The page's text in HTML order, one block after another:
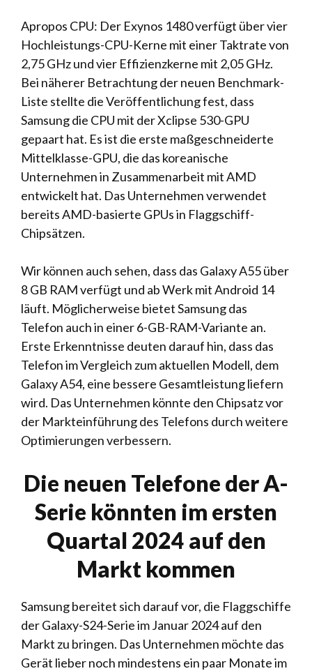
Apropos CPU: Der Exynos 1480 verfügt über vier
Hochleistungs-CPU-Kerne mit einer Taktrate von
2,75 GHz und vier Effizienzkerne mit 2,05 GHz.
Bei näherer Betrachtung der neuen Benchmark-
Liste stellte die Veröffentlichung fest, dass
Samsung die CPU mit der Xclipse 530-GPU
gepaart hat. Es ist die erste maßgeschneiderte
Mittelklasse-GPU, die das koreanische
Unternehmen in Zusammenarbeit mit AMD
entwickelt hat. Das Unternehmen verwendet
bereits AMD-basierte GPUs in Flaggschiff-
Chipsätzen.
Wir können auch sehen, dass das Galaxy A55 über
8 GB RAM verfügt und ab Werk mit Android 14
läuft. Möglicherweise bietet Samsung das
Telefon auch in einer 6-GB-RAM-Variante an.
Erste Erkenntnisse deuten darauf hin, dass das
Telefon im Vergleich zum aktuellen Modell, dem
Galaxy A54, eine bessere Gesamtleistung liefern
wird. Das Unternehmen könnte den Chipsatz vor
der Markteinführung des Telefons durch weitere
Optimierungen verbessern.
Die neuen Telefone der A-
Serie könnten im ersten
Quartal 2024 auf den
Markt kommen
Samsung bereitet sich darauf vor, die Flaggschiffe
der Galaxy-S24-Serie im Januar 2024 auf den
Markt zu bringen. Das Unternehmen möchte das
Gerät lieber noch mindestens ein paar Monate im